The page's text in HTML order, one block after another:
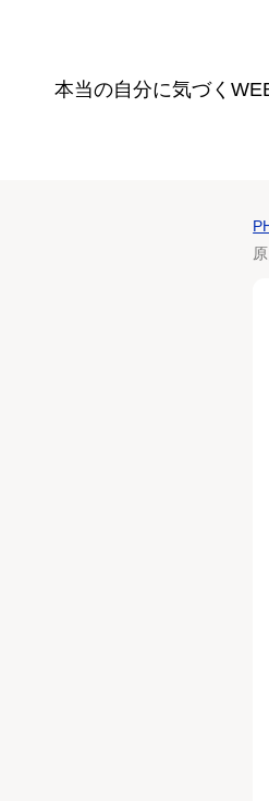
本当の自分に気づく